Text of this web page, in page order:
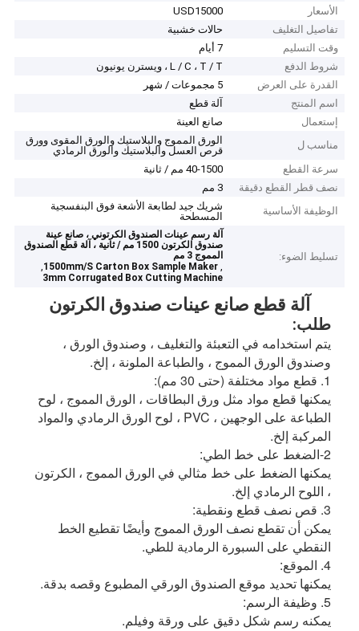
الأسعار
USD15000
تفاصيل التغليف
حالات خشبية
وقت التسليم
7 أيام
شروط الدفع
L / C ، T / T ، ويسترن يونيون
القدرة على العرض
5 مجموعات / شهر
اسم المنتج
آلة قطع
إستعمال
صانع العينة
مناسب ل
الورق المموج والبلاستيك والورق المقوى وورق
قرص العسل والبلاستيك والورق الرمادي
سرعة القطع
40-1500 مم / ثانية
نصف قطر القطع دقيقة
3 مم
الوظيفة الأساسية
شريك جيد لطابعة الأشعة فوق البنفسجية
المسطحة
تسليط الضوء:
آلة رسم عينات الصندوق الكرتوني ، صانع عينة
صندوق الكرتون 1500 مم / ثانية ، آلة قطع الصندوق
المموج 3 مم
,
1500mm/S Carton Box Sample Maker
,
3mm Corrugated Box Cutting Machine
آلة قطع صانع عينات صندوق الكرتون
طلب:
وصندوق الورق المموج ، والطباعة الملونة ، إلخ.
1. قطع مواد مختلفة (حتى 30 مم):
المركبة إلخ.
2-الضغط على خط الطي:
، اللوح الرمادي إلخ.
3. قص نصف قطع ونقطية:
النقطي على السبورة الرمادية للطي.
4. الموقع:
يمكنها تحديد موقع الصندوق الورقي المطبوع وقصه بدقة.
5. وظيفة الرسم:
يمكنه رسم شكل دقيق على ورقة وفيلم.